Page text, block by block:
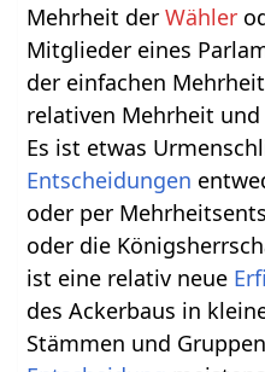
Mehrheit derWähler
Mitglieder eines
der einfachen
relativen Mehrheit
Es ist etwas
Entscheidungen
oder per
oder die
ist eine relativ neue
des Ackerbaus in
Stämmen und